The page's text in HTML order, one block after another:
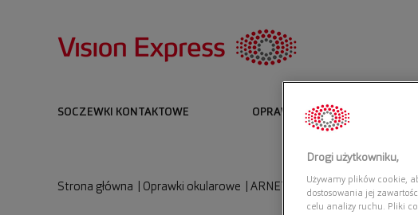
SOCZEWKI KONTAKTOWE OPRAWKI I OKULARY
Strona główna Oprawki okularowe ARNETTE 0AN6131 762
Drogi użytkowniku,
Używamy plików cookie,
dostosowania jej
celu analizy ruchu. Pliki